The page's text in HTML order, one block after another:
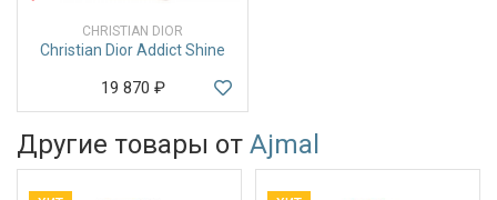
CHRISTIAN DIOR
Christian Dior Addict Shine
19 870 ₽
Другие товары от Ajmal